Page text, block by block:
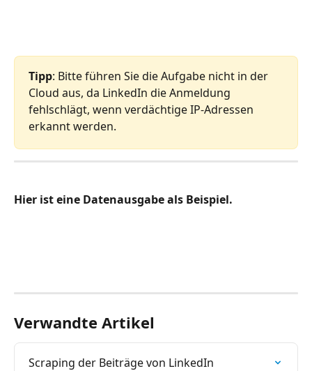
Tipp: Bitte führen Sie die Aufgabe nicht in der
Cloud aus, da LinkedIn die Anmeldung
fehlschlägt, wenn verdächtige IP-Adressen
erkannt werden.
Hier ist eine Datenausgabe als Beispiel.
Verwandte Artikel
Scraping der Beiträge von LinkedIn